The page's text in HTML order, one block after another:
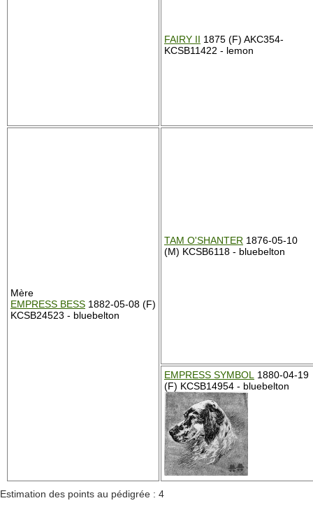
FAIRY II 1875 (F) AKC354-
KCSB11422 - lemon
Mère
EMPRESS BESS 1882-05-08 (F)
KCSB24523 - bluebelton
TAM O'SHANTER 1876-05-10
(M) KCSB6118 - bluebelton
EMPRESS SYMBOL
1880-04-19
(F) KCSB14954 - bluebelton
Estimation des points au pédigrée : 4